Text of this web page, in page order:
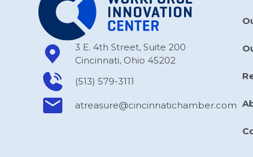
3 E. 4th Street, Suite 200
Cincinnati, Ohio 45202
(513) 579-3111
atreasure​@cincinnatichamber​.com